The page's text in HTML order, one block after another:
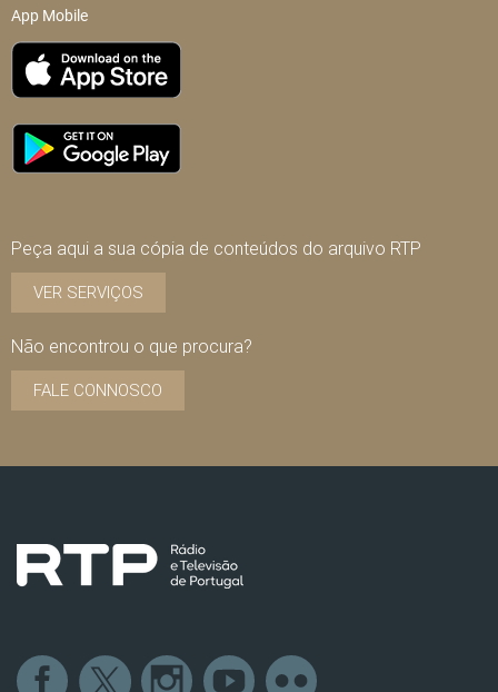
App Mobile
Peça aqui a sua cópia de conteúdos do arquivo RTP
VER SERVIÇOS
Não encontrou o que procura?
FALE CONNOSCO